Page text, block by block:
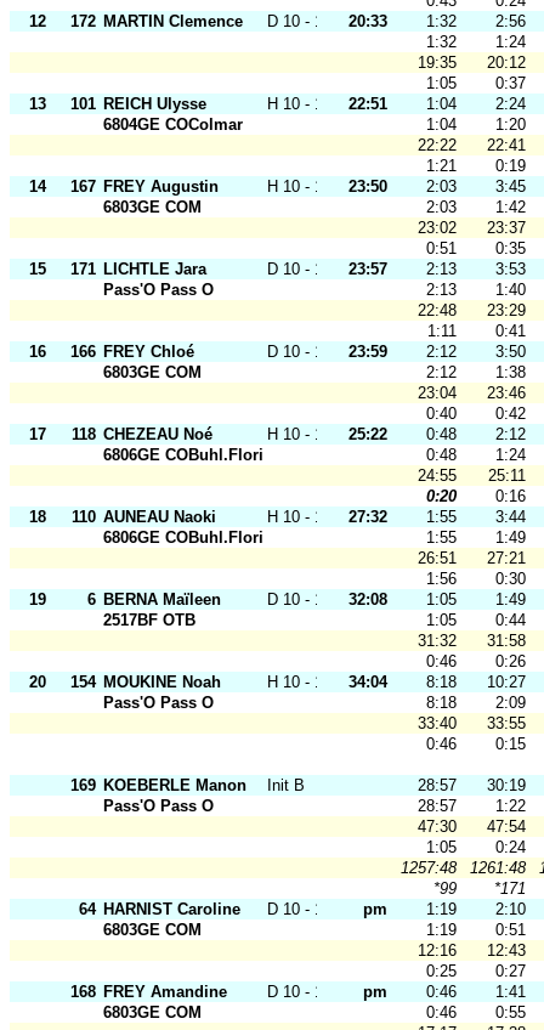
12
172 MARTIN Clemence D 10 - 12 20:33 1:32
2:56
1:32
1:24
19:35
20:12
1:05
0:37
13
101 REICH Ulysse H 10 - 12 22:51 1:04
2:24
6804GE COColmar
1:04
1:20
22:22
22:41
1:21
0:19
14
167 FREY Augustin H 10 - 12 23:50 2:03
3:45
6803GE COM
2:03
1:42
23:02
23:37
0:51
0:35
15
171 LICHTLE Jara D 10 - 12 23:57 2:13
3:53
Pass'O Pass O
2:13
1:40
22:48
23:29
1:11
0:41
16
166 FREY Chloé D 10 - 12 23:59 2:12
3:50
6803GE COM
2:12
1:38
23:04
23:46
0:40
0:42
17
118 CHEZEAU Noé H 10 - 12 25:22 0:48
2:12
6806GE COBuhl.Florival
0:48
1:24
24:55
25:11
0:20
0:16
18
110 AUNEAU Naoki H 10 - 12 27:32 1:55
3:44
6806GE COBuhl.Florival
1:55
1:49
26:51
27:21
1:56
0:30
19
6 BERNA Maïleen D 10 - 12 32:08 1:05
1:49
2517BF OTB
1:05
0:44
31:32
31:58
0:46
0:26
20
154 MOUKINE Noah H 10 - 12 34:04 8:18
10:27
Pass'O Pass O
8:18
2:09
33:40
33:55
0:46
0:15
169 KOEBERLE Manon Init B 28:57
30:19
Pass'O Pass O
28:57
1:22
47:30
47:54
1:05
0:24
1257:48
1261:48
*99
*171
64 HARNIST Caroline D 10 - 12 pm 1:19
2:10
6803GE COM
1:19
0:51
12:16
12:43
0:25
0:27
168 FREY Amandine D 10 - 12 pm 0:46
1:41
6803GE COM
0:46
0:55